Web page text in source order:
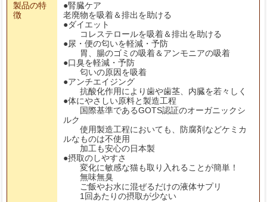
製品の特
徴
●腎臓ケア
老廃物を吸着＆排出を助ける
●ダイエット
コレステロールを吸着＆排出を助ける
●尿・便の匂いを軽減・予防
胃、腸のゴミの吸着＆アンモニアの吸着
●口臭を軽減・予防
匂いの原因を吸着
●アンチエイジング
抗酸化作用により歯や歯茎、内臓を若々しく
●体にやさしい原料と製造工程
国際基準であるGOTS認証のオーガニックシ
ルク
使用製造工程においても、防腐剤などケミカ
ルなものは不使用
加工も安心の日本製
●摂取のしやすさ
変化に敏感な猫も取り入れることが簡単！
無味無臭
ご飯やお水に混ぜるだけの液体サプリ
1回あたりの摂取が少ない